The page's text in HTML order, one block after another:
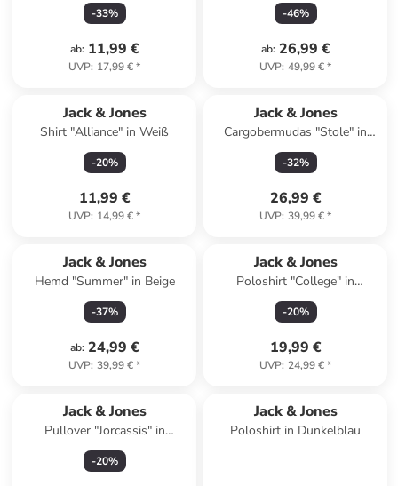
-33%
ab: 11,99 €
UVP: 17,99 €*
-46%
ab: 26,99 €
UVP: 49,99 €*
Jack & Jones
Shirt "Alliance" in Weiß
-20%
11,99 €
UVP: 14,99 €*
Jack & Jones
Cargobermudas "Stole" in
Dunkelblau
-32%
26,99 €
UVP: 39,99 €*
Jack & Jones
Hemd "Summer" in Beige
-37%
ab: 24,99 €
UVP: 39,99 €*
Jack & Jones
Poloshirt "College" in
Dunkelblau
-20%
19,99 €
UVP: 24,99 €*
Jack & Jones
Pullover "Jorcassis" in
Hellblau
-20%
Jack & Jones
Poloshirt in Dunkelblau